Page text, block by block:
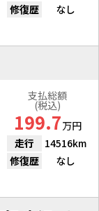
修復歴
なし
支払総額
(税込)
199.7万円
走行
14516km
修復歴
なし